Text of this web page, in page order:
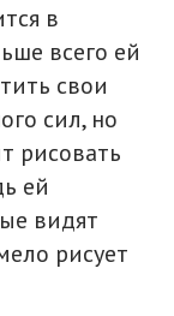
в
всего ей
свои
сил, но
рисовать
ей
видят
рисует